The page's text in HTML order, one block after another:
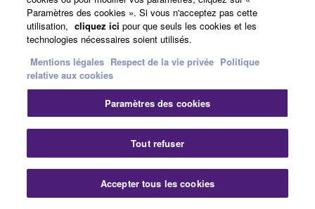
Cet ampli AV a été conçu pour délivrer une clareté
d'amplification discrète ainsi qu'un circuit PLL faible
jitter, contribuant ainsi à d'excellentes performances
AV Setup Guide : l'application qui facilite
l'installation de votre système
Paramètres des cookies ». Si vous n'acceptez pas cette
utilisation, cliquez ici pour que seuls les cookies et les
technologies nécessaires soient utilisés.
Mentions légales Respect de la vie privée Politique
relative aux cookies
Paramètres des cookies
Tout refuser
Accepter tous les cookies